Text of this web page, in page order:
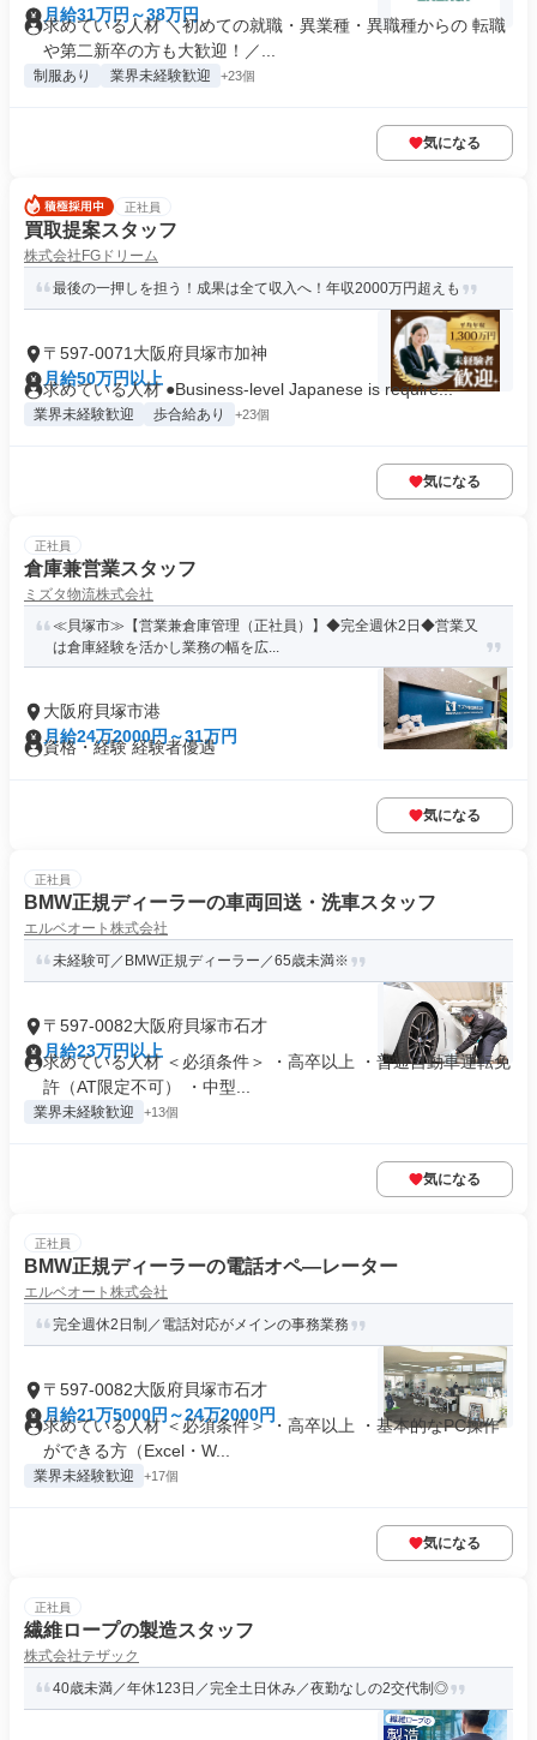
月給31万円～38万円
求めている人材 ＼初めての就職・異業種・異職種からの 転職
や第二新卒の方も大歓迎！／...
制服あり 業界未経験歓迎 +23個
気になる
正社員
買取提案スタッフ
株式会社FGドリーム
最後の一押しを担う！成果は全て収入へ！年収2000万円超えも
〒597-0071大阪府貝塚市加神
月給50万円以上
求めている人材 ●Business-level Japanese is require...
業界未経験歓迎 歩合給あり +23個
気になる
正社員
倉庫兼営業スタッフ
ミズタ物流株式会社
≪貝塚市≫【営業兼倉庫管理（正社員）】◆完全週休2日◆営業又
は倉庫経験を活かし業務の幅を広...
大阪府貝塚市港
月給24万2000円～31万円
資格・経験 経験者優遇
気になる
正社員
BMW正規ディーラーの車両回送・洗車スタッフ
エルベオート株式会社
未経験可／BMW正規ディーラー／65歳未満※
〒597-0082大阪府貝塚市石才
月給23万円以上
求めている人材 ＜必須条件＞ ・高卒以上 ・普通自動車運転免
許（AT限定不可） ・中型...
業界未経験歓迎 +13個
気になる
正社員
BMW正規ディーラーの電話オペ―レーター
エルベオート株式会社
完全週休2日制／電話対応がメインの事務業務
〒597-0082大阪府貝塚市石才
月給21万5000円～24万2000円
求めている人材 ＜必須条件＞ ・高卒以上 ・基本的なPC操作
ができる方（Excel・W...
業界未経験歓迎 +17個
気になる
正社員
繊維ロープの製造スタッフ
株式会社テザック
40歳未満／年休123日／完全土日休み／夜勤なしの2交代制◎